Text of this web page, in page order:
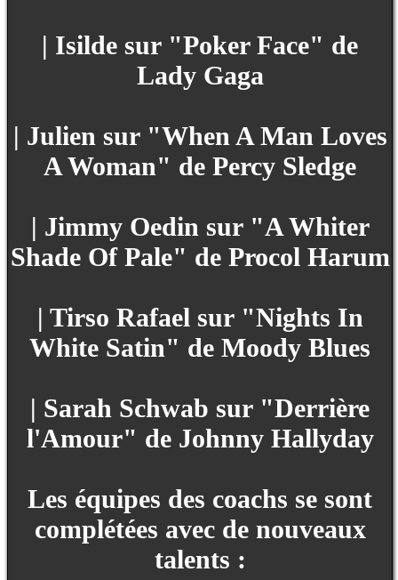
| Isilde sur "Poker Face" de
Lady Gaga
| Julien sur "When A Man Loves
A Woman" de Percy Sledge
| Jimmy Oedin sur "A Whiter
Shade Of Pale" de Procol Harum
| Tirso Rafael sur "Nights In
White Satin" de Moody Blues
| Sarah Schwab sur "Derrière
l'Amour" de Johnny Hallyday
Les équipes des coachs se sont
complétées avec de nouveaux
talents :